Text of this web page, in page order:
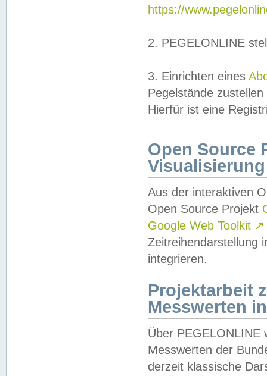
https://
2. PEGELONLINE
3. Einrichten eines
Pegelstände
Hierfür ist eine
Open Source
Visualisierung
Aus der interaktiven
Open Source Projekt
Google Web Toolkit ↗
Zeitreihendarstellung
integrieren.
Projektarbeit
Messwerten
Über PEGELONLINE
Messwerten der
derzeit klassische